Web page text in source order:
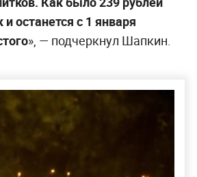
и останется с 1 января
», — подчеркнул Шапкин.